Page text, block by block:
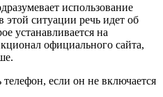
использование
этой ситуации речь идет об
устанавливается на
официального сайта,
если он не включается